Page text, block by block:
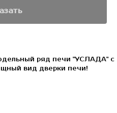
ряд печи "УСЛАДА" с
вид дверки печи!